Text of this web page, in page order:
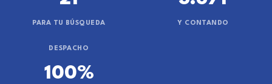
PARA TU BÚSQUEDA Y CONTANDO
DESPACHO
100%